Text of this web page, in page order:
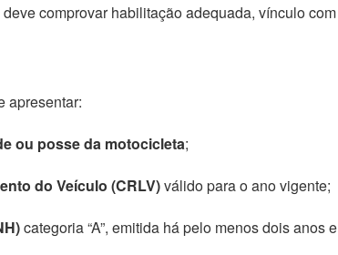
comprovar habilitação adequada, vínculo
apresentar:
ou posse da motocicleta;
do Veículo (CRLV)válido para o ano vigente;
categoria “A”, emitida há pelo menos dois anos